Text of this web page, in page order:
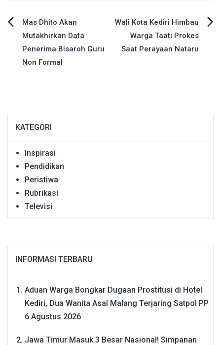
Navigasi
pos
Mas Dhito Akan
Mutakhirkan Data
Penerima Bisaroh Guru
Non Formal
Wali Kota Kediri Himbau
Warga Taati Prokes
Saat Perayaan Nataru
KATEGORI
Inspirasi
Pendidikan
Peristiwa
Rubrikasi
Televisi
INFORMASI TERBARU
Aduan Warga Bongkar Dugaan Prostitusi di Hotel
Kediri, Dua Wanita Asal Malang Terjaring Satpol PP
6 Agustus 2026
Jawa Timur Masuk 3 Besar Nasional! Simpanan